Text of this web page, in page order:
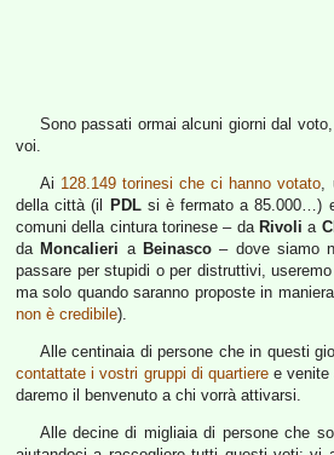
Sono passati ormai alcuni giorni dal
voi.
Ai 128.149 torinesi che ci hanno votato,
della città (il
PDLsi è fermato a 85.000…) e
comuni della cintura torinese – da Rivoli a
da Moncalieri a Beinasco– dove siamo
passare per stupidi o per distruttivi,
ma solo quando saranno proposte in
non è credibile).
Alle centinaia di persone che in questi
contattate i vostri gruppi di quartieree venite
daremo il benvenuto a chi vorrà attivarsi.
Alle decine di migliaia di persone che